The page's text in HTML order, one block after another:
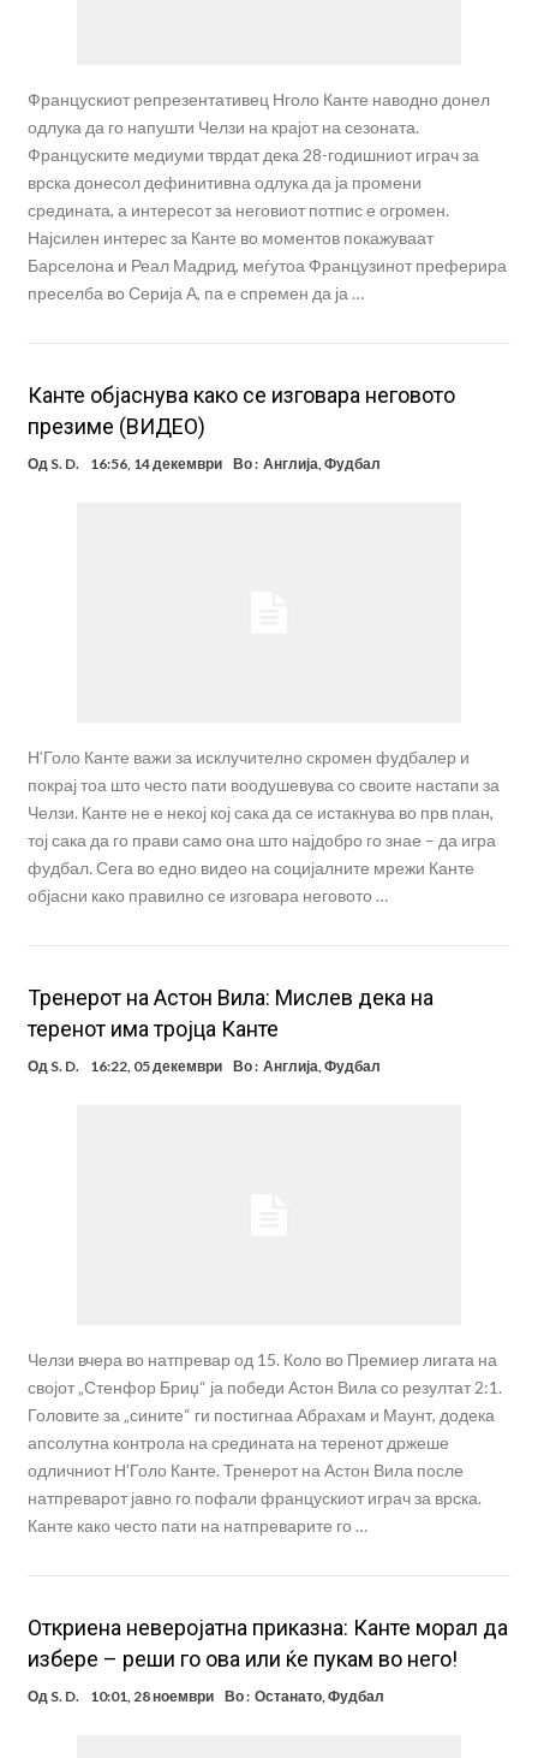
Францускиот репрезентативец Нголо Канте наводно донел
одлука да го напушти Челзи на крајот на сезоната.
Француските медиуми тврдат дека 28-годишниот играч за
врска донесол дефинитивна одлука да ја промени
средината, а интересот за неговиот потпис е огромен.
Најсилен интерес за Канте во моментов покажуваат
Барселона и Реал Мадрид, меѓутоа Французинот преферира
преселба во Серија А, па е спремен да ја …
Канте објаснува како се изговара неговото
презиме (ВИДЕО)
Од S. D. 16:56, 14 декември Во : Англија Фудбал
Н’Голо Канте важи за исклучително скромен фудбалер и
покрај тоа што често пати воодушевува со своите настапи за
Челзи. Канте не е некој кој сака да се истакнува во прв план,
тој сака да го прави само она што најдобро го знае – да игра
фудбал. Сега во едно видео на социјалните мрежи Канте
објасни како правилно се изговара неговото …
Тренерот на Астон Вила: Мислев дека на
теренот има тројца Канте
Од S. D. 16:22, 05 декември Во : Англија,Фудбал
Челзи вчера во натпревар од 15. Коло во Премиер лигата на
својот „Стенфор Бриџ“ ја победи Астон Вила со резултат 2:1.
Головите за „сините“ ги постигнаа Абрахам и Маунт, додека
апсолутна контрола на средината на теренот држеше
одличниот Н’Голо Канте. Тренерот на Астон Вила после
натпреварот јавно го пофали францускиот играч за врска.
Канте како често пати на натпреварите го …
Oткриена неверојатна приказна: Канте морал да
избере – реши го ова или ќе пукам во него!
Од S. D. 10:01, 28 ноември Во : Останато,Фудбал